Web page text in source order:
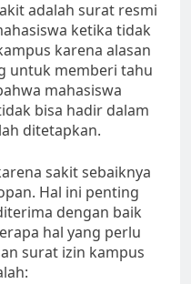
adalah surat resmi
ketika tidak
karena alasan
untuk memberi tahu
mahasiswa
bisa hadir dalam
ditetapkan.
sakit sebaiknya
Hal ini penting
dengan baik
hal yang perlu
surat izin kampus